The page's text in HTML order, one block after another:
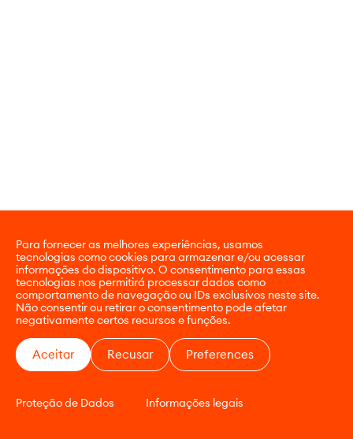
Para fornecer as melhores experiências, usamos
tecnologias como cookies para armazenar e/ou acessar
informações do dispositivo. O consentimento para essas
tecnologias nos permitirá processar dados como
comportamento de navegação ou IDs exclusivos neste site.
Não consentir ou retirar o consentimento pode afetar
negativamente certos recursos e funções.
Aceitar Recusar Preferences
Proteção de Dados Informações legais